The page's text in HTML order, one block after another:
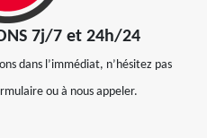
7j/7 et 24h/24
dans l’immédiat, n’hésitez pas
ou à nous appeler.